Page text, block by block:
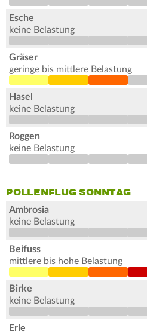
Esche
keine Belastung
Gräser
geringe bis mittlere Belastung
Hasel
keine Belastung
Roggen
keine Belastung
POLLENFLUG SONNTAG
Ambrosia
keine Belastung
Beifuss
mittlere bis hohe Belastung
Birke
keine Belastung
Erle